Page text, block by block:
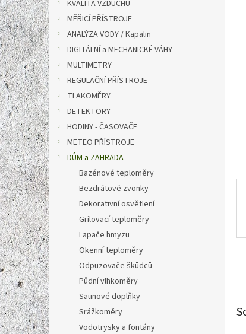
í
p
a
n
e
l
KVALITA VZDUCHU
MĚŘICÍ PŘÍSTROJE
ANALÝZA VODY / Kapalin
DIGITÁLNÍ a MECHANICKÉ VÁHY
MULTIMETRY
REGULAČNÍ PŘÍSTROJE
TLAKOMĚRY
DETEKTORY
HODINY - ČASOVAČE
METEO PŘÍSTROJE
DŮM a ZAHRADA
Bazénové teploměry
Bezdrátové zvonky
Dekorativní osvětlení
Grilovací teploměry
Lapače hmyzu
Okenní teploměry
Odpuzovače škůdců
Půdní vlhkoměry
Saunové doplňky
Srážkoměry
Vodotrysky a fontány